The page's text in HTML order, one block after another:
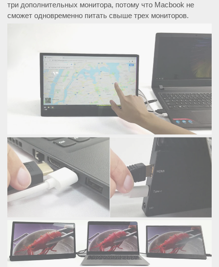
три дополнительных монитора, потому что Macbook не
сможет одновременно питать свыше трех мониторов.